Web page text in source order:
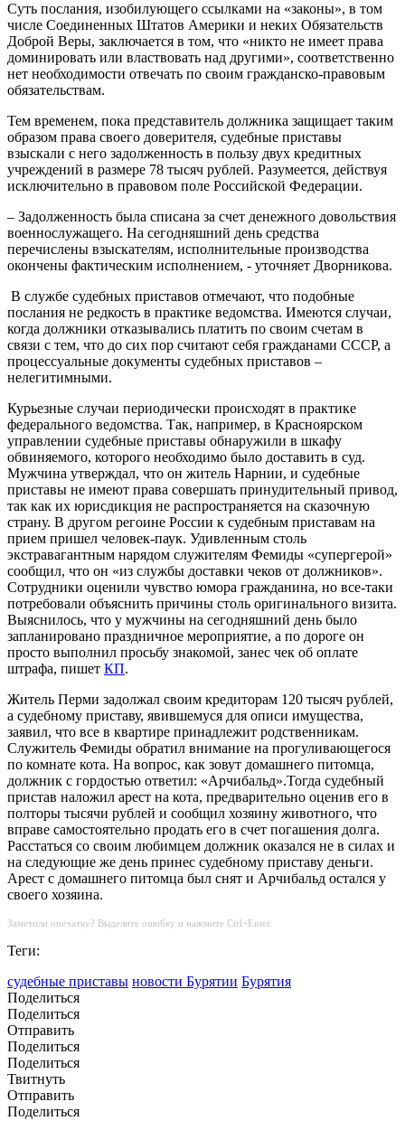
Суть послания, изобилующего ссылками на «законы», в том
числе Соединенных Штатов Америки и неких Обязательств
Доброй Веры, заключается в том, что «никто не имеет права
доминировать или властвовать над другими», соответственно
нет необходимости отвечать по своим гражданско-правовым
обязательствам.
Тем временем, пока представитель должника защищает таким
образом права своего доверителя, судебные приставы
взыскали с него задолженность в пользу двух кредитных
учреждений в размере 78 тысяч рублей. Разумеется, действуя
исключительно в правовом поле Российской Федерации.
– Задолженность была списана за счет денежного довольствия
военнослужащего. На сегодняшний день средства
перечислены взыскателям, исполнительные производства
окончены фактическим исполнением, - уточняет Дворникова.
В службе судебных приставов отмечают, что подобные
послания не редкость в практике ведомства. Имеются случаи,
когда должники отказывались платить по своим счетам в
связи с тем, что до сих пор считают себя гражданами СССР, а
процессуальные документы судебных приставов –
нелегитимными.
Курьезные случаи периодически происходят в практике
федерального ведомства. Так, например, в Красноярском
управлении судебные приставы обнаружили в шкафу
обвиняемого, которого необходимо было доставить в суд.
Мужчина утверждал, что он житель Нарнии, и судебные
приставы не имеют права совершать принудительный привод,
так как их юрисдикция не распространяется на сказочную
страну. В другом регоине России к судебным приставам на
прием пришел человек-паук. Удивленным столь
экстравагантным нарядом служителям Фемиды «супергерой»
сообщил, что он «из службы доставки чеков от должников».
Сотрудники оценили чувство юмора гражданина, но все-таки
потребовали объяснить причины столь оригинального визита.
Выяснилось, что у мужчины на сегодняшний день было
запланировано праздничное мероприятие, а по дороге он
просто выполнил просьбу знакомой, занес чек об оплате
штрафа, пишет КП.
Житель Перми задолжал своим кредиторам 120 тысяч рублей,
а судебному приставу, явившемуся для описи имущества,
заявил, что все в квартире принадлежит родственникам.
Служитель Фемиды обратил внимание на прогуливающегося
по комнате кота. На вопрос, как зовут домашнего питомца,
должник с гордостью ответил: «Арчибальд».Тогда судебный
пристав наложил арест на кота, предварительно оценив его в
полторы тысячи рублей и сообщил хозяину животного, что
вправе самостоятельно продать его в счет погашения долга.
Расстаться со своим любимцем должник оказался не в силах и
на следующие же день принес судебному приставу деньги.
Арест с домашнего питомца был снят и Арчибальд остался у
своего хозяина.
Заметили опечатку? Выделите ошибку и нажмите Ctrl+Enter.
Теги:
судебные приставы новости Бурятии Бурятия
Поделиться
Поделиться
Отправить
Поделиться
Поделиться
Твитнуть
Отправить
Поделиться